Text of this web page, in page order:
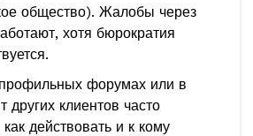
общество). Жалобы через
хотя бюрократия
форумах или в
других клиентов часто
действовать и к кому